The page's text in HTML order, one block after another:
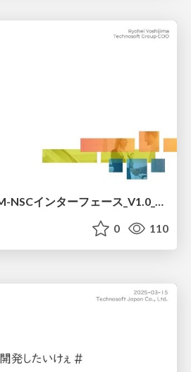
会社概要_DMS_OEM-NSCインターフェース_V1.0_出力用.pdf
0 110